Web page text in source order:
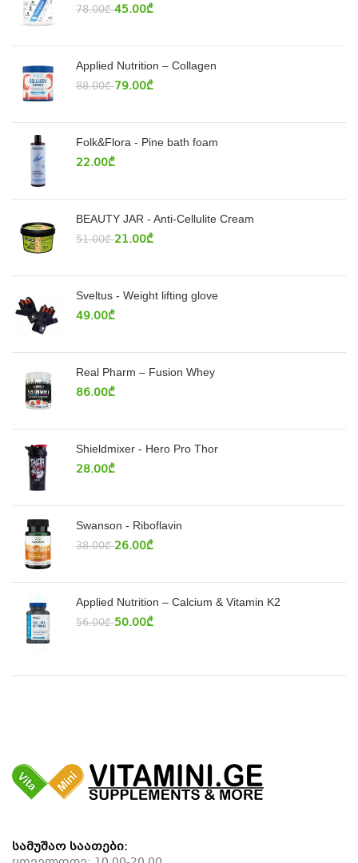
78.00₾ 45.00₾
Applied Nutrition – Collagen
88.00₾ 79.00₾
Folk&Flora - Pine bath foam
22.00₾
BEAUTY JAR - Anti-Cellulite Cream
51.00₾ 21.00₾
Sveltus - Weight lifting glove
49.00₾
Real Pharm – Fusion Whey
86.00₾
Shieldmixer - Hero Pro Thor
28.00₾
Swanson - Riboflavin
38.00₾ 26.00₾
Applied Nutrition – Calcium & Vitamin K2
56.00₾ 50.00₾
სამუშაო საათები: